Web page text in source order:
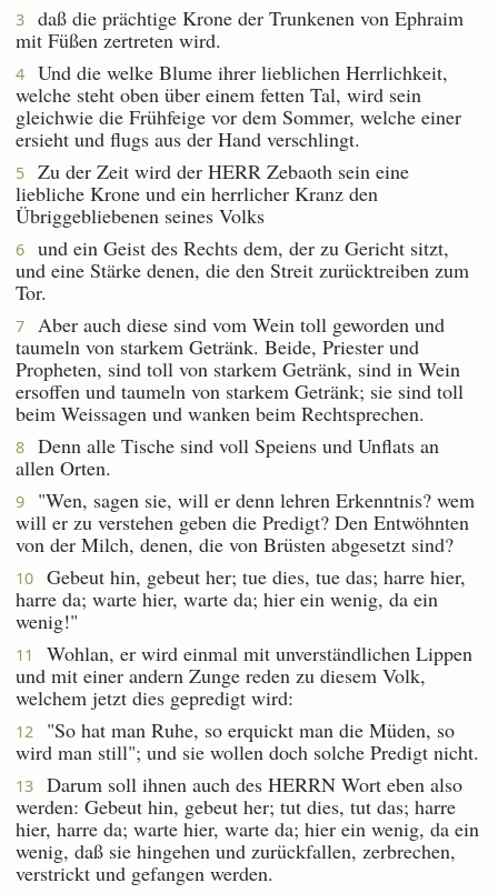
3
daß die prächtige Krone der Trunkenen von Ephraim
mit Füßen zertreten wird.
4
Und die welke Blume ihrer lieblichen Herrlichkeit,
welche steht oben über einem fetten Tal, wird sein
gleichwie die Frühfeige vor dem Sommer, welche einer
ersieht und flugs aus der Hand verschlingt.
5
Zu der Zeit wird der HERR Zebaoth sein eine
liebliche Krone und ein herrlicher Kranz den
Übriggebliebenen seines Volks
6
und ein Geist des Rechts dem, der zu Gericht sitzt,
und eine Stärke denen, die den Streit zurücktreiben zum
Tor.
7
Aber auch diese sind vom Wein toll geworden und
taumeln von starkem Getränk. Beide, Priester und
Propheten, sind toll von starkem Getränk, sind in Wein
ersoffen und taumeln von starkem Getränk; sie sind toll
beim Weissagen und wanken beim Rechtsprechen.
8
Denn alle Tische sind voll Speiens und Unflats an
allen Orten.
9
"Wen, sagen sie, will er denn lehren Erkenntnis? wem
will er zu verstehen geben die Predigt? Den Entwöhnten
von der Milch, denen, die von Brüsten abgesetzt sind?
10
Gebeut hin, gebeut her; tue dies, tue das; harre hier,
harre da; warte hier, warte da; hier ein wenig, da ein
wenig!"
11
Wohlan, er wird einmal mit unverständlichen Lippen
und mit einer andern Zunge reden zu diesem Volk,
welchem jetzt dies gepredigt wird:
12
"So hat man Ruhe, so erquickt man die Müden, so
wird man still"; und sie wollen doch solche Predigt nicht.
13
Darum soll ihnen auch des HERRN Wort eben also
werden: Gebeut hin, gebeut her; tut dies, tut das; harre
hier, harre da; warte hier, warte da; hier ein wenig, da ein
wenig, daß sie hingehen und zurückfallen, zerbrechen,
verstrickt und gefangen werden.